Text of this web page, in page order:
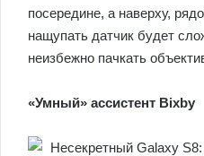
посередине, а наверху,
нащупать датчик будет
неизбежно пачкать
«Умный» ассистент Bixby